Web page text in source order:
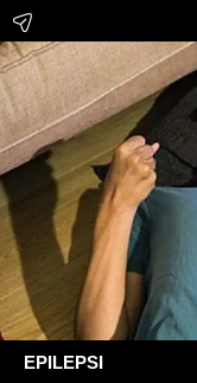
EPILEPSI